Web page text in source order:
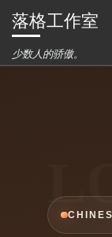
Skip to content
落格工作室
少数人的骄傲。